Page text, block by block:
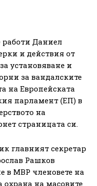
Даниел
и действия от
установяване и
за вандалските
на Европейската
парламент (ЕП) в
на
страницата си.
главният секретар
Рашков
в МВР членовете на
на масовите